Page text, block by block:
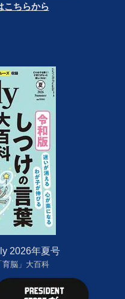
こちらから
2026年夏号
脳」大百科